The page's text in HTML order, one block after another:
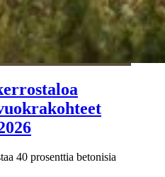
40 prosenttia betonisia